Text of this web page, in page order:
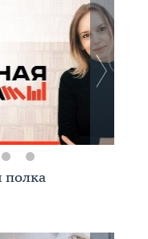
полка